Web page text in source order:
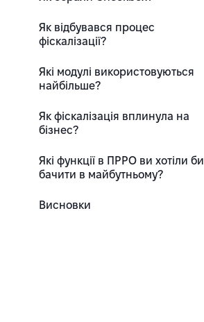
Як відбувався процес
фіскалізації?
Які модулі використовуються
найбільше?
Як фіскалізація вплинула на
бізнес?
Які функції в ПРРО ви хотіли би
бачити в майбутньому?
Висновки